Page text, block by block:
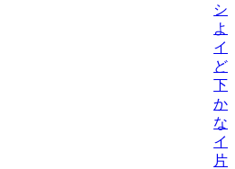
シ
よ
イ
ど
下
か
な
イ
片